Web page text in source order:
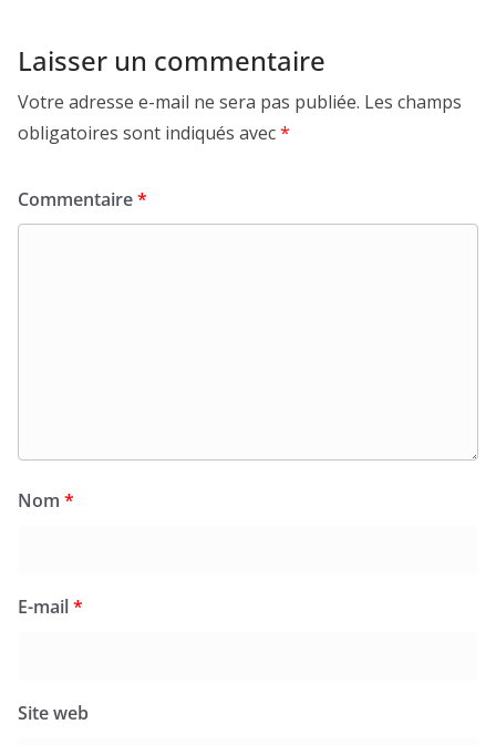
Laisser un commentaire
Votre adresse e-mail ne sera pas publiée. Les champs
obligatoires sont indiqués avec*
Commentaire*
Nom *
E-mail*
Site web